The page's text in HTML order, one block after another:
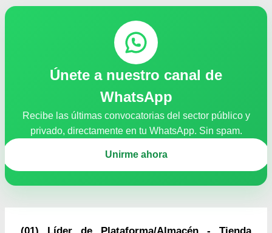
Únete a nuestro canal de
WhatsApp
Recibe las últimas convocatorias del sector público y
privado, directamente en tu WhatsApp. Sin spam.
Unirme ahora